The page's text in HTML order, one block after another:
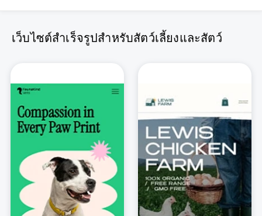
เว็บไซต์สำเร็จรูปสำหรับสัตว์เลี้ยงและสัตว์